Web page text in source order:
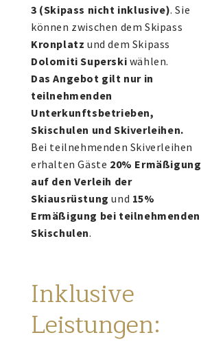
3 (Skipass nicht inklusive). Sie
können zwischen dem Skipass
Kronplatz und dem Skipass
Dolomiti Superski wählen.
Das Angebot gilt nur in
teilnehmenden
Unterkunftsbetrieben,
Skischulen und Skiverleihen.
Bei teilnehmenden Skiverleihen
erhalten Gäste 20% Ermäßigung
auf den Verleih der
Skiausrüstung und 15%
Ermäßigung bei teilnehmenden
Skischulen.
Inklusive
Leistungen: